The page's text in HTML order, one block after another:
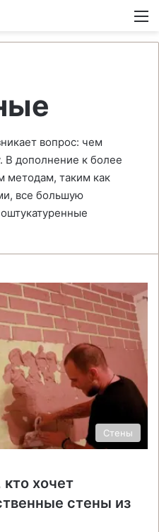
вопрос: чем
В дополнение к более
таким как
все большую
Стены
хочет
стены из